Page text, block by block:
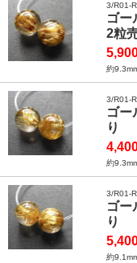
3/R01-
ゴー
2粒
約
3/R01-
ゴー
り
約
3/R01-
ゴー
り
約